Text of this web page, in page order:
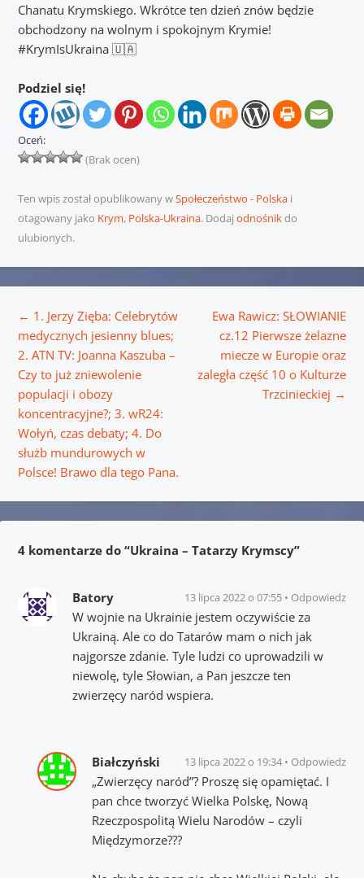
Chanatu Krymskiego. Wkrótce ten dzień znów będzie
obchodzony na wolnym i spokojnym Krymie!
#KrymIsUkraina 🇺🇦
Podziel się!
Oceń:
(Brak ocen)
Ten wpis został opublikowany wSpołeczeństwo - Polskai
otagowany jako Krym, Polska-Ukraina. Dodaj odnośnikdo
ulubionych.
← 1. Jerzy Zięba: Celebrytów
medycznych jesienny blues;
2. ATN TV: Joanna Kaszuba –
Czy to już zniewolenie
populacji i obozy
koncentracyjne?; 3. wR24:
Wołyń, czas debaty; 4. Do
służb mundurowych w
Polsce! Brawo dla tego Pana.
Ewa Rawicz: SŁOWIANIE
cz.12 Pierwsze żelazne
miecze w Europie oraz
zaległa część 10 o Kulturze
Trzcinieckiej →
4 komentarze do “Ukraina – Tatarzy Krymscy”
Batory 13 lipca 2022 o 07:55 Odpowiedz
W wojnie na Ukrainie jestem oczywiście za
Ukrainą. Ale co do Tatarów mam o nich jak
najgorsze zdanie. Tyle ludzi co uprowadzili w
niewolę, tyle Słowian, a Pan jeszcze ten
zwierzęcy naród wspiera.
Białczyński 13 lipca 2022 o 19:34 Odpowiedz
„Zwierzęcy naród”? Proszę się opamiętać. I
pan chce tworzyć Wielka Polskę, Nową
Rzeczpospolitą Wielu Narodów – czyli
Międzymorze???